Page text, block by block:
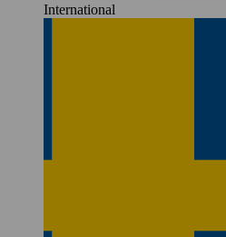
International